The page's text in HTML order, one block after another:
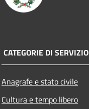
CATEGORIE DI SERVIZIO
Anagrafe e stato civile
Cultura e tempo libero